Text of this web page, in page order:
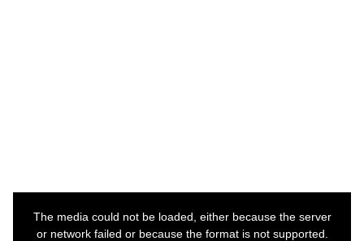
The media could not be loaded, either because the server
or network failed or because the format is not supported.